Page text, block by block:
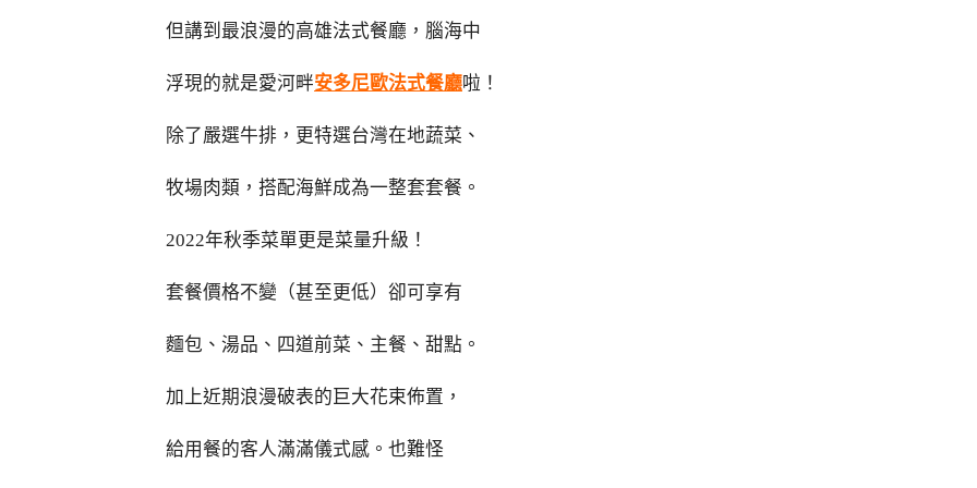
但講到最浪漫的高雄法式餐廳，腦海中
浮現的就是愛河畔安多尼歐法式餐廳啦！
除了嚴選牛排，更特選台灣在地蔬菜、
牧場肉類，搭配海鮮成為一整套套餐。
2022年秋季菜單更是菜量升級！
套餐價格不變（甚至更低）卻可享有
麵包、湯品、四道前菜、主餐、甜點。
加上近期浪漫破表的巨大花束佈置，
給用餐的客人滿滿儀式感。也難怪